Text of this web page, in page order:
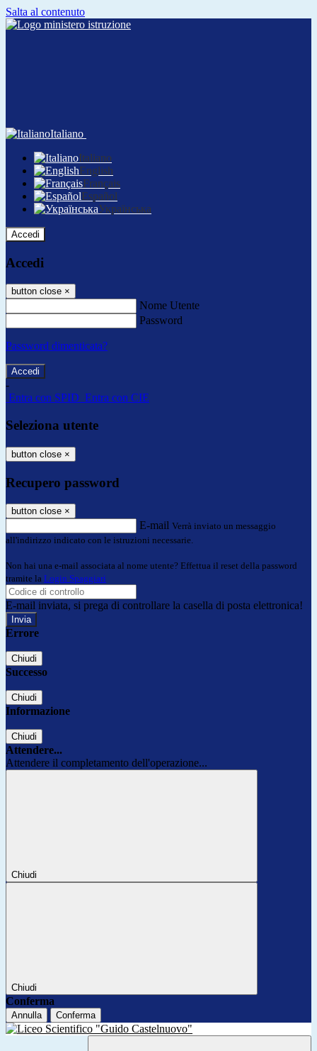
Salta al contenuto
Italiano
Italiano
English
Français
Español
Українська
Accedi
Accedi
button close ×
Nome Utente
Password
Password dimenticata?
-
Entra con SPID Entra con CIE
Seleziona utente
button close ×
Recupero password
button close ×
E-mail Verrà inviato un messaggio
all'indirizzo indicato con le istruzioni necessarie.
Non hai una e-mail associata al nome utente? Effettua il reset della password
tramite la Login Spaggiari
E-mail inviata, si prega di controllare la casella di posta elettronica!
Errore
Chiudi
Successo
Chiudi
Informazione
Chiudi
Attendere...
Attendere il completamento dell'operazione...
Chiudi
Chiudi
Conferma
Annulla Conferma